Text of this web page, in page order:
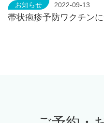
お知らせ 2022-09-13
帯状疱疹予防ワクチン